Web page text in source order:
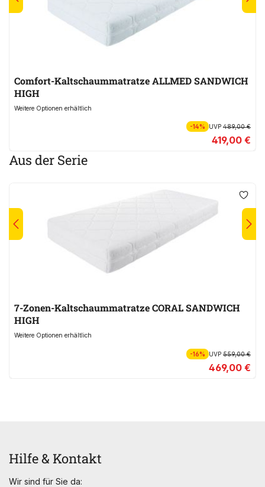
Comfort-Kaltschaummatratze ALLMED SANDWICH
HIGH
Weitere Optionen erhältlich
-14% UVP489,00 €
419,00 €
Aus der Serie
7-Zonen-Kaltschaummatratze CORAL SANDWICH
HIGH
Weitere Optionen erhältlich
-16% UVP559,00 €
469,00 €
Hilfe & Kontakt
Wir sind für Sie da: